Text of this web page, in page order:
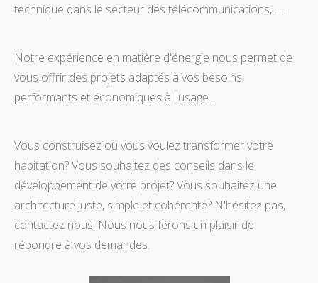
technique dans le secteur des télécommunications, ... .
Notre expérience en matière d'énergie nous permet de
vous offrir des projets adaptés à vos besoins,
performants et économiques à l'usage...
Vous construisez ou vous voulez transformer votre
habitation? Vous souhaitez des conseils dans le
développement de votre projet? Vous souhaitez une
architecture juste, simple et cohérente? N'hésitez pas,
contactez nous! Nous nous ferons un plaisir de
répondre à vos demandes.